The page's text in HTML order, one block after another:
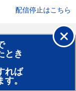
配信停止はこちら
とき
れば
。